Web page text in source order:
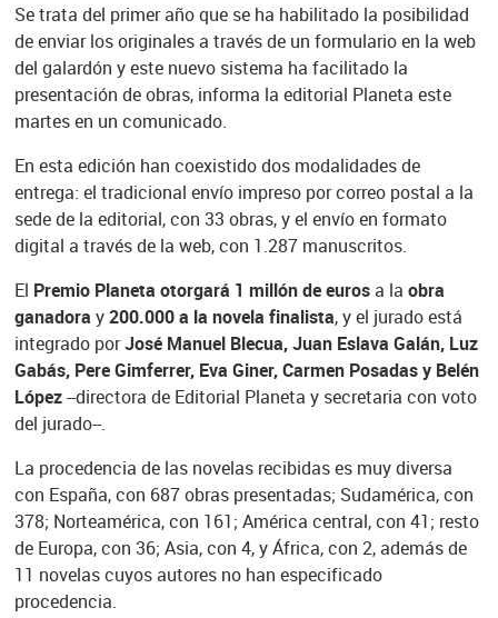
Se trata del primer año que se ha habilitado la posibilidad
de enviar los originales a través de un formulario en la web
del galardón y este nuevo sistema ha facilitado la
presentación de obras, informa la editorial Planeta este
martes en un comunicado.
En esta edición han coexistido dos modalidades de
entrega: el tradicional envío impreso por correo postal a la
sede de la editorial, con 33 obras, y el envío en formato
digital a través de la web, con 1.287 manuscritos.
El Premio Planeta otorgará 1 millón de eurosa la obra
ganadora y200.000 a la novela finalista, y el jurado está
integrado porJosé Manuel Blecua, Juan Eslava Galán, Luz
Gabás, Pere Gimferrer, Eva Giner, Carmen Posadas y Belén
López--directora de Editorial Planeta y secretaria con voto
del jurado--.
La procedencia de las novelas recibidas es muy diversa
con España, con 687 obras presentadas; Sudamérica, con
378; Norteamérica, con 161; América central, con 41; resto
de Europa, con 36; Asia, con 4, y África, con 2, además de
11 novelas cuyos autores no han especificado
procedencia.